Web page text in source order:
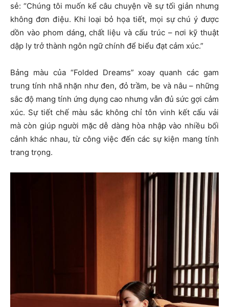
sẻ: “Chúng tôi muốn kể câu chuyện về sự tối giản nhưng
không đơn điệu. Khi loại bỏ họa tiết, mọi sự chú ý được
dồn vào phom dáng, chất liệu và cấu trúc – nơi kỹ thuật
dập ly trở thành ngôn ngữ chính để biểu đạt cảm xúc.”
Bảng màu của “Folded Dreams” xoay quanh các gam
trung tính nhã nhặn như đen, đỏ trầm, be và nâu – những
sắc độ mang tính ứng dụng cao nhưng vẫn đủ sức gợi cảm
xúc. Sự tiết chế màu sắc không chỉ tôn vinh kết cấu vải
mà còn giúp người mặc dễ dàng hòa nhập vào nhiều bối
cảnh khác nhau, từ công việc đến các sự kiện mang tính
trang trọng.